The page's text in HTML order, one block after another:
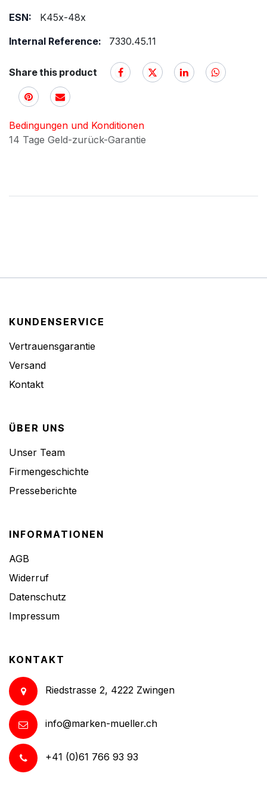
ESN:
K45x-48x
Internal Reference:
7330.45.11
Share this product
Bedingungen und Konditionen
14 Tage Geld-zurück-Garantie
KUNDENSERVICE
Vertrauensgarantie
Versand
Kontakt
ÜBER UNS
Unser Team
Firmengeschichte
Presseberichte
INFORMATIONEN
AGB
Widerruf
Datenschutz
Impressum
KONTAKT
Riedstrasse 2, 4222 Zwingen
info@marken-mueller.ch
+41 (0)61 766 93 93